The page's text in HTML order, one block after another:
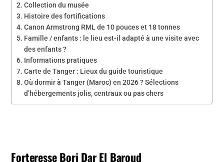
Collection du musée
Histoire des fortifications
Canon Armstrong RML de 10 pouces et 18 tonnes
Famille / enfants : le lieu est-il adapté à une visite avec
des enfants ?
Informations pratiques
Carte de Tanger : Lieux du guide touristique
Où dormir à Tanger (Maroc) en 2026 ? Sélections
d’hébergements jolis, centraux ou pas chers
Forteresse Borj Dar El Baroud